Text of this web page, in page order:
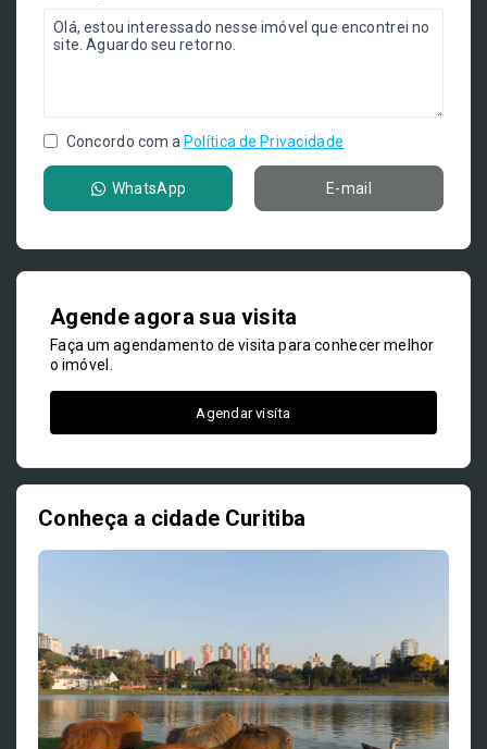
Concordo com a Política de Privacidade
WhatsApp E-mail
Agende agora sua visita
Faça um agendamento de visita para conhecer melhor
o imóvel.
Agendar visita
Conheça a cidade Curitiba